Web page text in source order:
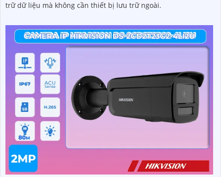
trữ dữ liệu mà không cần thiết bị lưu trữ ngoài.